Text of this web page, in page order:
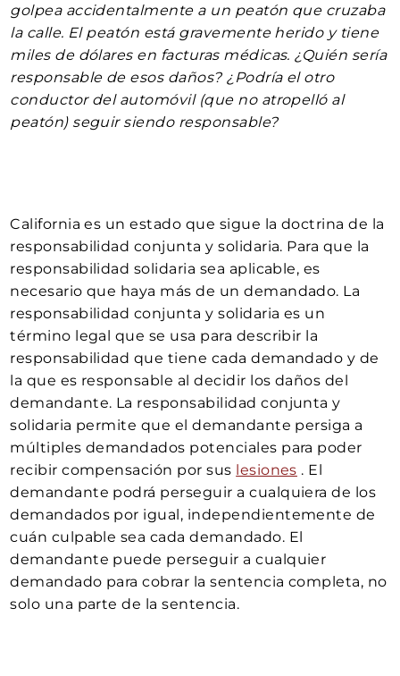
golpea accidentalmente a un peatón que cruzaba
la calle. El peatón está gravemente herido y tiene
miles de dólares en facturas médicas. ¿Quién sería
responsable de esos daños? ¿Podría el otro
conductor del automóvil (que no atropelló al
peatón) seguir siendo responsable?
California es un estado que sigue la doctrina de la
responsabilidad conjunta y solidaria. Para que la
responsabilidad solidaria sea aplicable, es
necesario que haya más de un demandado. La
responsabilidad conjunta y solidaria es un
término legal que se usa para describir la
responsabilidad que tiene cada demandado y de
la que es responsable al decidir los daños del
demandante. La responsabilidad conjunta y
solidaria permite que el demandante persiga a
múltiples demandados potenciales para poder
recibir compensación por sus lesiones . El
demandante podrá perseguir a cualquiera de los
demandados por igual, independientemente de
cuán culpable sea cada demandado. El
demandante puede perseguir a cualquier
demandado para cobrar la sentencia completa, no
solo una parte de la sentencia.